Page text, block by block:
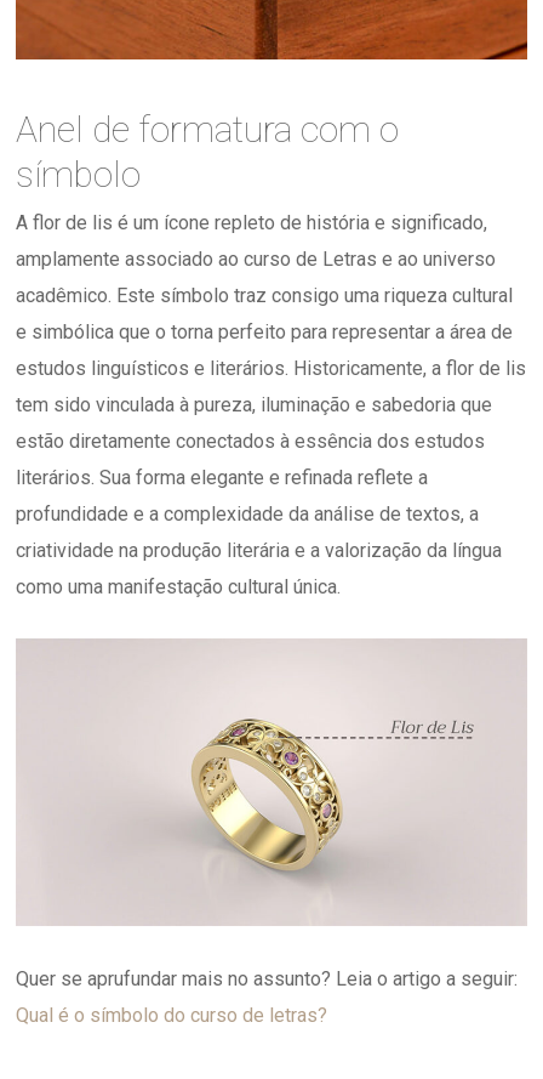
Anel de formatura com o
símbolo
A flor de lis é um ícone repleto de história e significado,
amplamente associado ao curso de Letras e ao universo
acadêmico. Este símbolo traz consigo uma riqueza cultural
e simbólica que o torna perfeito para representar a área de
estudos linguísticos e literários. Historicamente, a flor de lis
tem sido vinculada à pureza, iluminação e sabedoria que
estão diretamente conectados à essência dos estudos
literários. Sua forma elegante e refinada reflete a
profundidade e a complexidade da análise de textos, a
criatividade na produção literária e a valorização da língua
como uma manifestação cultural única.
Quer se aprufundar mais no assunto? Leia o artigo a seguir:
Qual é o símbolo do curso de letras?